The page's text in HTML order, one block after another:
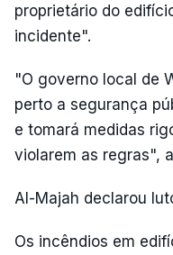
proprietário do
incidente".
"O governo local de
perto a segurança
e tomará medidas
violarem as regras",
Al-Majah declarou
Os incêndios em